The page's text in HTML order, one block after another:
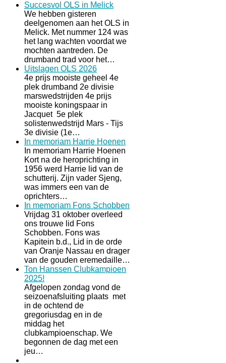
Succesvol OLS in Melick
We hebben gisteren
deelgenomen aan het OLS in
Melick. Met nummer 124 was
het lang wachten voordat we
mochten aantreden. De
drumband trad voor het…
Uitslagen OLS 2026
4e prijs mooiste geheel 4e
plek drumband 2e divisie
marswedstrijden 4e prijs
mooiste koningspaar in
Jacquet 5e plek
solistenwedstrijd Mars - Tijs
3e divisie (1e…
In memoriam Harrie Hoenen
In memoriam Harrie Hoenen
Kort na de heroprichting in
1956 werd Harrie lid van de
schutterij. Zijn vader Sjeng,
was immers een van de
oprichters…
In memoriam Fons Schobben
Vrijdag 31 oktober overleed
ons trouwe lid Fons
Schobben. Fons was
Kapitein b.d., Lid in de orde
van Oranje Nassau en drager
van de gouden eremedaille…
Ton Hanssen Clubkampioen
2025!
Afgelopen zondag vond de
seizoenafsluiting plaats met
in de ochtend de
gregoriusdag en in de
middag het
clubkampioenschap. We
begonnen de dag met een
jeu…